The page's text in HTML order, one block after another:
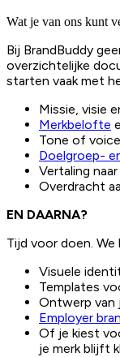
Wat je van ons kunt
Bij BrandBuddy
overzichtelijke
starten vaak met
Missie, visie
Merkbelofte
Tone of
Doelgroep-
Vertaling
Overdracht
EN DAARNA?
Tijd voor doen. We
Visuele
Templates
Ontwerp van
Employer
Of je kiest
je merk blijft